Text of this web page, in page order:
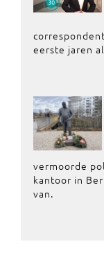
eerste jaren
vermoorde
kantoor in
van.